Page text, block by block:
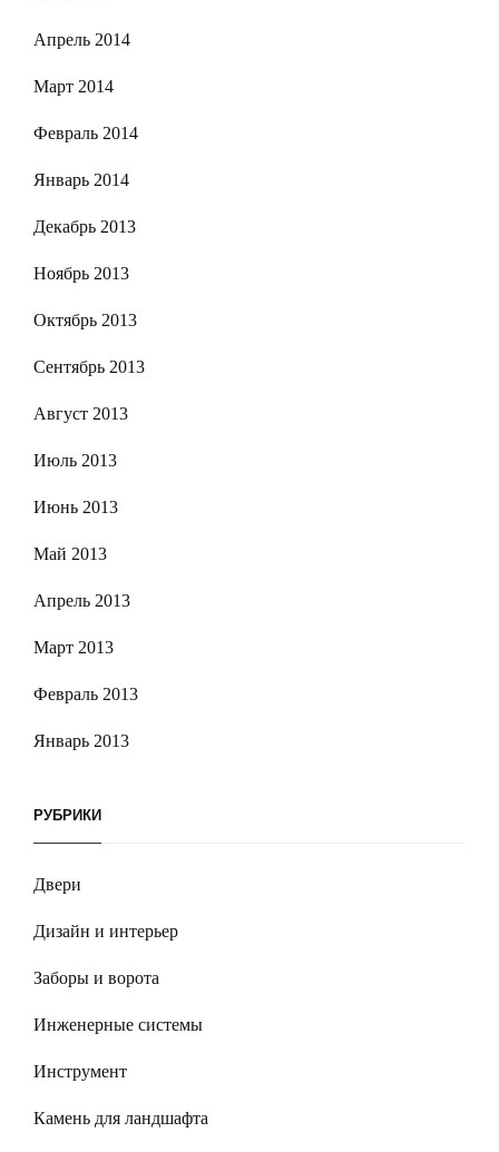
Апрель 2014
Март 2014
Февраль 2014
Январь 2014
Декабрь 2013
Ноябрь 2013
Октябрь 2013
Сентябрь 2013
Август 2013
Июль 2013
Июнь 2013
Май 2013
Апрель 2013
Март 2013
Февраль 2013
Январь 2013
РУБРИКИ
Двери
Дизайн и интерьер
Заборы и ворота
Инженерные системы
Инструмент
Камень для ландшафта